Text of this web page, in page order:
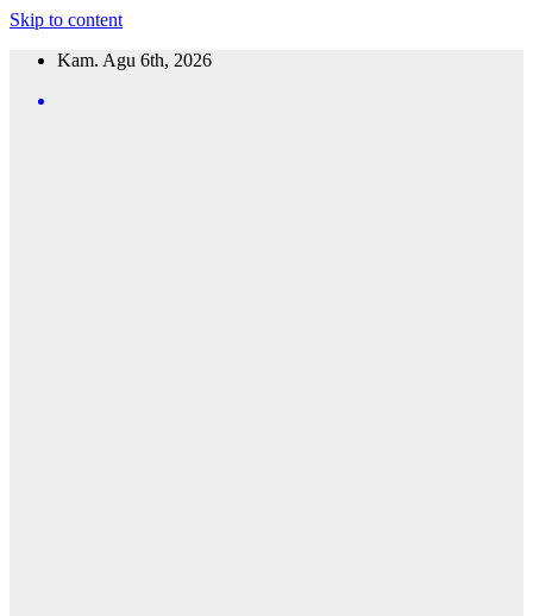
Skip to content
Kam. Agu 6th, 2026